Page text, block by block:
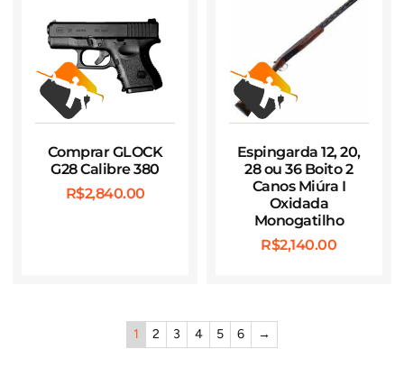
Comprar GLOCK
G28 Calibre 380
R$2,840.00
Espingarda 12, 20,
28 ou 36 Boito 2
Canos Miúra I
Oxidada
Monogatilho
R$2,140.00
1 2 3 4 5 6 →